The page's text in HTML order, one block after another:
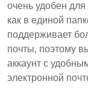
очень удобен
как в единой
поддерживает
почты, поэтому
аккаунт с
электронной